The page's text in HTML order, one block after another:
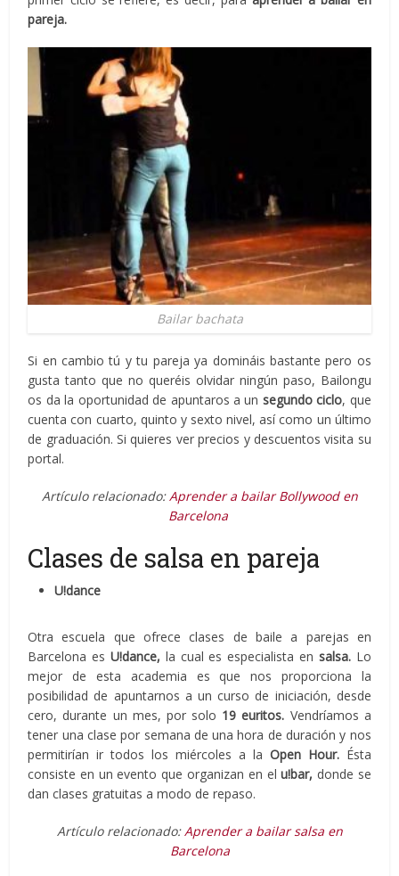
pareja.
Bailar bachata
Si en cambio tú y tu pareja ya domináis bastante pero os
gusta tanto que no queréis olvidar ningún paso, Bailongu
os da la oportunidad de apuntaros a un segundo ciclo, que
cuenta con cuarto, quinto y sexto nivel, así como un último
de graduación. Si quieres ver precios y descuentos visita su
portal.
Artículo relacionado:Aprender a bailar Bollywood en
Barcelona
Clases de salsa en pareja
U!dance
Otra escuela que ofrece clases de baile a parejas en
Barcelona es U!dance, la cual es especialista en salsa.Lo
mejor de esta academia es que nos proporciona la
posibilidad de apuntarnos a un curso de iniciación, desde
cero, durante un mes, por solo 19 euritos. Vendríamos a
tener una clase por semana de una hora de duración y nos
permitirían ir todos los miércoles a la Open Hour.Ésta
consiste en un evento que organizan en el u!bar, donde se
dan clases gratuitas a modo de repaso.
Artículo relacionado:Aprender a bailar salsa en
Barcelona